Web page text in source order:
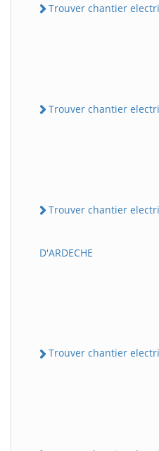
Trouver chantier
Trouver chantier
Trouver chantier
D'ARDECHE
Trouver chantier